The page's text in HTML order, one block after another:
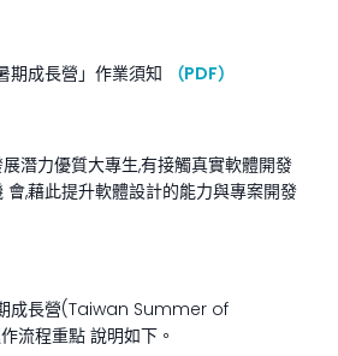
期成長營」作業須知
（PDF）
潛力優質大專生,有接觸真實軟體開發
,藉此提升軟體設計的能力與專案開發
成長營(Taiwan Summer of
流程重點 說明如下。